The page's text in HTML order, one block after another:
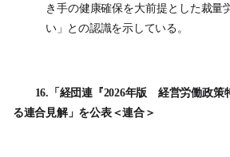
き手の健康確保を大前提とした裁量
い」との認識を示している。
16.「経団連『2026年版 経営労働政策
る連合見解」を公表＜連合＞